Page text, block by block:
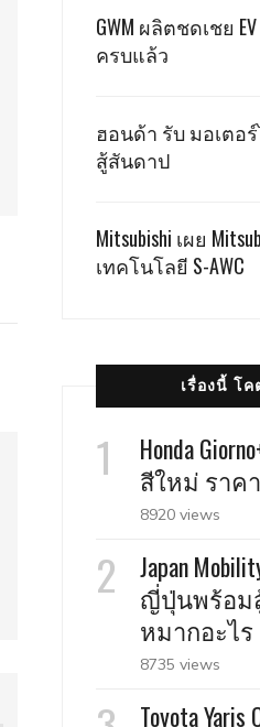
GWM ผลิตชดเชย
ครบแล้ว
ฮอนด้า รับ มอเตอ
สู้สันดาป
Mitsubishi เผย
เทคโนโลยี S-AWC
เรื่องนี้ โ
Honda
สีใหม่ ราค
8920 views
Japan
ญี่ปุ่นพร้อม
หมากอะไร
8735 views
Toyota